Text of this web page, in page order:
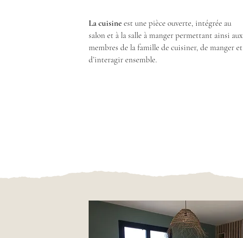
La cuisineest une pièce ouverte, intégrée au
salon et à la salle à manger permettant ainsi aux
membres de la famille de cuisiner, de manger et
d’interagir ensemble.